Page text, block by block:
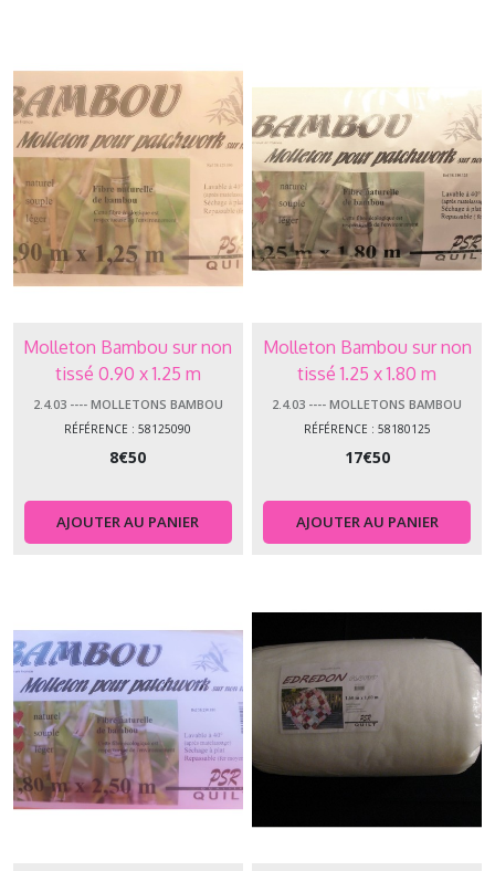
Molleton Bambou sur non
tissé 0.90 x 1.25 m
2.4.03 ---- MOLLETONS BAMBOU
RÉFÉRENCE : 58125090
8€50
AJOUTER AU PANIER
Molleton Bambou sur non
tissé 1.25 x 1.80 m
2.4.03 ---- MOLLETONS BAMBOU
RÉFÉRENCE : 58180125
17€50
AJOUTER AU PANIER
2.3.VL
-
-
-
Molletons
Vlieseline
(6)
2.3.WA
-
-
2.3.ZO
-
-